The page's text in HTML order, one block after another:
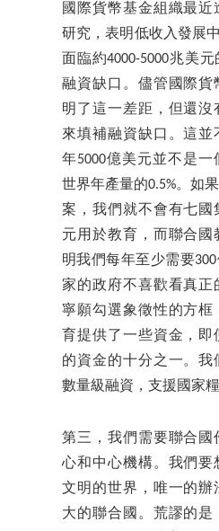
國際貨幣基金組織最近
研究，表明低收入發展
面臨約4000-5000兆美
融資缺口。儘管國際貨
明了這一差距，但還沒
來填補融資缺口。這並
年5000億美元並不是
世界年產量的0.5%。如
案，我們就不會有七國
元用於教育，而聯合國
明我們每年至少需要
家的政府不喜歡看真正
寧願勾選象徵性的方框
育提供了一些資金，
的資金的十分之一。我
數量級融資，支援國家
第三，我們需要聯合國
心和中心機構。我們要
文明的世界，唯一的辦
大的聯合國。荒謬的是